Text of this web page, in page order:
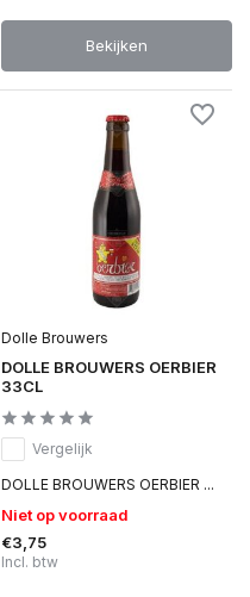
Bekijken
Dolle Brouwers
DOLLE BROUWERS OERBIER
33CL
Vergelijk
DOLLE BROUWERS OERBIER ...
Niet op voorraad
€3,75
Incl. btw